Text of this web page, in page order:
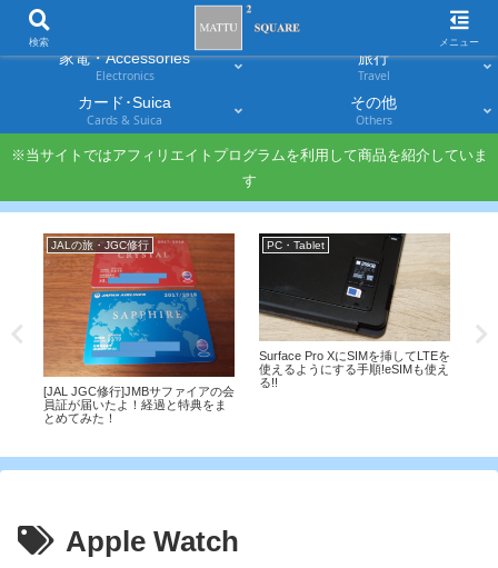
家電・Accessories
Electronics
旅行
Travel
カード･Suica
Cards & Suica
その他
Others
※当サイトではアフィリエイトプログラムを利用して商品を紹介していま
す
JALの旅・JGC修行
[JAL JGC修行]JMBサファイアの会
員証が届いたよ！経過と特典をま
とめてみた！
PC・Tablet
Surface Pro XにSIMを挿してLTEを
使えるようにする手順!eSIMも使え
る!!
Apple Watch
検索 メニュー